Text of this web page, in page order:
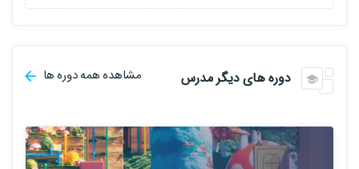
دوره های دیگر مدرس مشاهده همه دوره ها